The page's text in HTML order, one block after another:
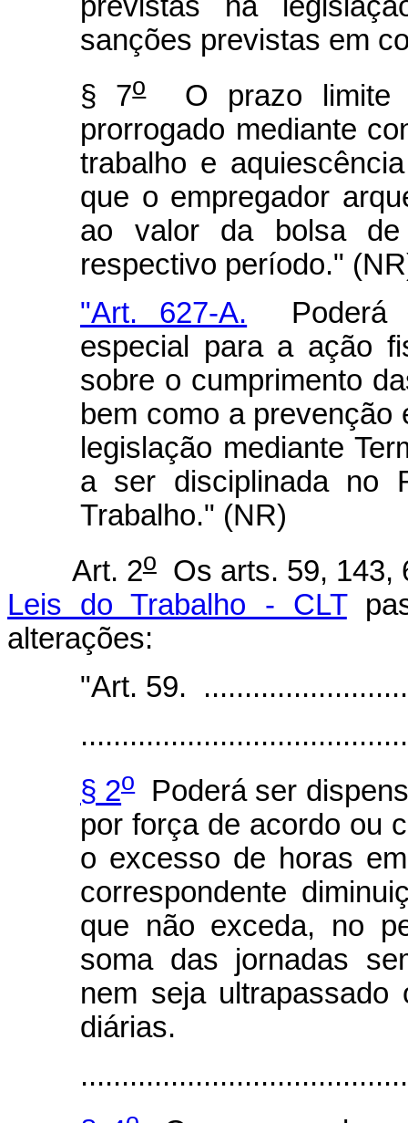
previstas na
sanções previstas em
§ 7oO prazo limite
prorrogado mediante
trabalho e
que o empregador
ao valor da bolsa de
respectivo período."
"Art. 627-A. Poderá
especial para a ação
sobre o cumprimento
bem como a
legislação mediante
a ser disciplinada no
Trabalho." (NR)
Art. 2oOs arts. 59, 143,
Leis do Trabalho - CLT
alterações:
"Art. 59.
§ 2oPoderá ser
por força de acordo ou
o excesso de horas
correspondente
que não exceda, no
soma das jornadas
nem seja
diárias.